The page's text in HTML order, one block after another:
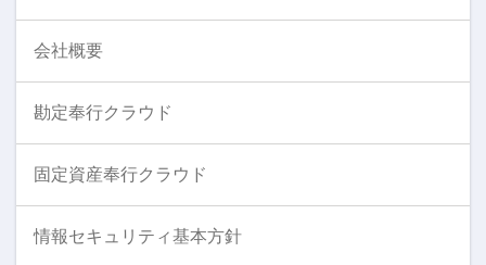
会社概要
勘定奉行クラウド
固定資産奉行クラウド
情報セキュリティ基本方針